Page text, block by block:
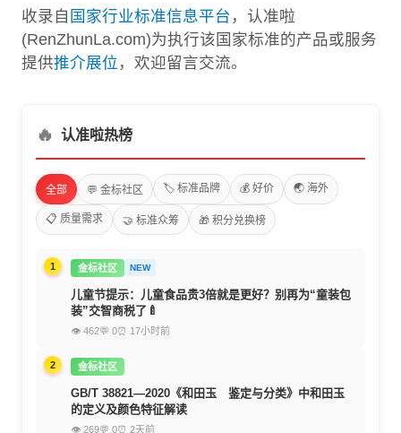
收录自 国家行业标准信息平台 ，认准啦
(RenZhunLa.com)为执行该国家标准的产品或服务
提供推介展位 ，欢迎留言交流。
🔥 认准啦热榜
全部 💬 金标社区 🏷️ 标准品牌 💰 好价 🌏 海外
📋 质量需求 🤝 标准众筹 🎁 积分兑换榜
1 金标社区 NEW
儿童节提示：儿童食品贵3倍就是更好？别再为“童装包
装”交智商税了🍼
👁 462💬 0⏰ 17小时前
2 金标社区
GB/T 38821—2020《和田玉 鉴定与分类》中和田玉
的定义及颜色特征解读
👁 269💬 0⏰ 2天前